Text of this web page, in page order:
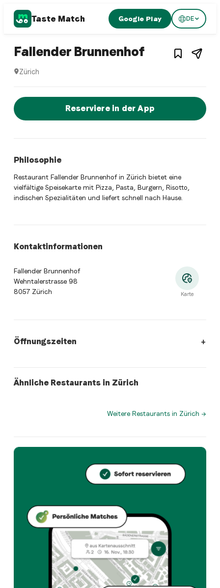
Taste Match Google Play DE
Swiss restaurant 1 3
Fallender Brunnenhof–
Zürich
Jetzt sofort einen Tisch
Reserviere in der App
Philosophie
Restaurant Fallender Brunnenhof in Zürich bietet eine
vielfältige Speisekarte mit Pizza, Pasta, Burgern, Risotto,
indischen Spezialitäten und liefert schnell nach Hause.
Kontaktinformationen
Fallender Brunnenhof
Wehntalerstrasse 98
8057 Zürich
Karte
Öffnungszeiten
Ähnliche Restaurants in Zürich
swiss
Binzgarten
fusion
Be Heroes
Wo befindet sich Fallender Brunnenhof?
Fallender Brunnenhof bietet zurich und Swiss
Reserviere direkt über die Taste Match App – in
Wann ist Fallender Brunnenhof geöffnet?
Die Taste Match App analysiert deinen
Weitere Restaurants in Zürich →